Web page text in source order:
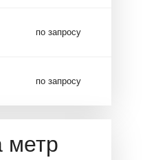
по запросу
по запросу
метр